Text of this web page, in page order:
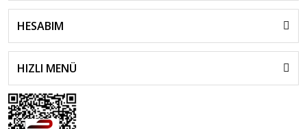
HESABIM
HIZLI MENÜ